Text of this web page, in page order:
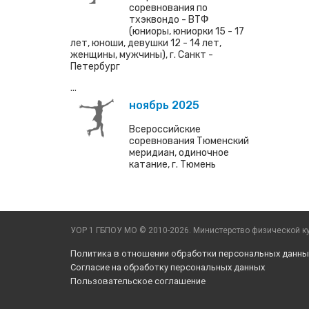
соревнования по
тхэквондо - ВТФ
(юниоры, юниорки 15 - 17
лет, юноши, девушки 12 - 14 лет,
женщины, мужчины), г. Санкт -
Петербург
...
ноябрь 2025
Всероссийские
соревнования Тюменский
меридиан, одиночное
катание, г. Тюмень
УОР 1 ГБПОУ МО © 2010-2026. Министерство физической
Политика в отношении обработки персональных
Согласие на обработку персональных данных
Пользовательское соглашение